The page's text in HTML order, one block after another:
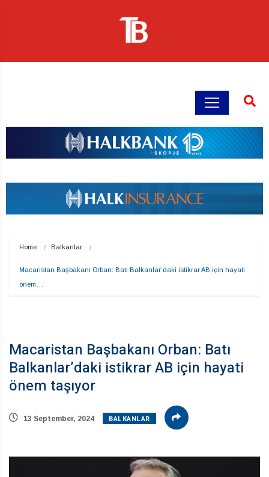
Home Balkanlar
Macaristan Başbakanı Orban: Batı Balkanlar’daki istikrar AB için hayati
önem…
Macaristan Başbakanı Orban: Batı
Balkanlar’daki istikrar AB için hayati
önem taşıyor
13 September, 2024 BALKANLAR